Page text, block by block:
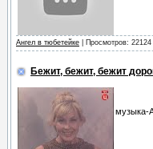
Ангел в тюбетейке | Просмотров:
Бежит, бежит, бежит
музыка-